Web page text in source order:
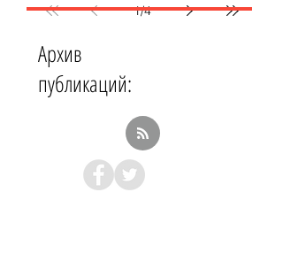
1 пачка изюма (200 г )...
1/4
Архив
публикаций: